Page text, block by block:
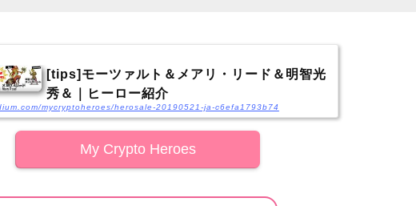
[tips]モーツァルト＆メアリ・リード＆明智光
秀＆｜ヒーロー紹介
mycryptoheroes/herosale-20190521-ja-c6efa1793b74
My Crypto Heroes